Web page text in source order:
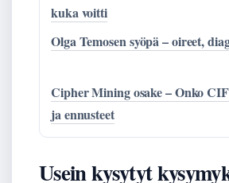
kuka voitti
Olga Temosen syöpä – oireet,
Cipher Mining osake – Onko
ja ennusteet
Usein kysytyt